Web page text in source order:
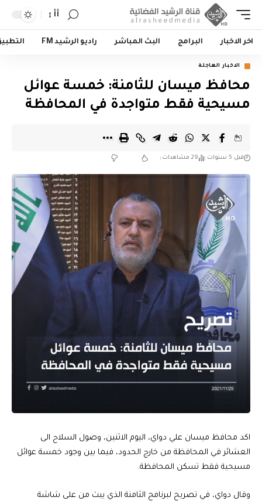
أأ
اخر الاخبار البرامج البث المباشر راديو الرشيد FM
الاخبار العاجلة
محافظ ميسان للثامنة: خمسة عوائل
مسيحية فقط متواجدة في المحافظة
قبل 5 سنوات 29 مشاهدات
اكد محافظ ميسان علي دواي، اليوم الاثنين، وصول السلاح الى
العشائر في المحافظة من خارج الحدود، فيما بين وجود خمسة عوائل
مسيحية فقط تسكن المحافظة.
وقال دواي، في تصريح لبرنامج الثامنة الذي يبث من على شاشة